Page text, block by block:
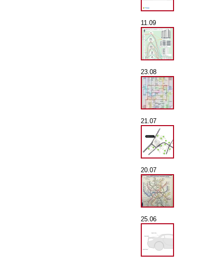
11.09
23.08
21.07
20.07
25.06